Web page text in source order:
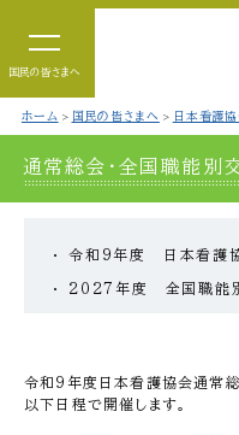
国民の皆さまへ
ホーム 国民の皆さまへ 日本看護協
通常総会・全国職能別
令和9年度 日本看護
2027年度 全国職能
令和9年度日本看護協会通常
以下日程で開催します。